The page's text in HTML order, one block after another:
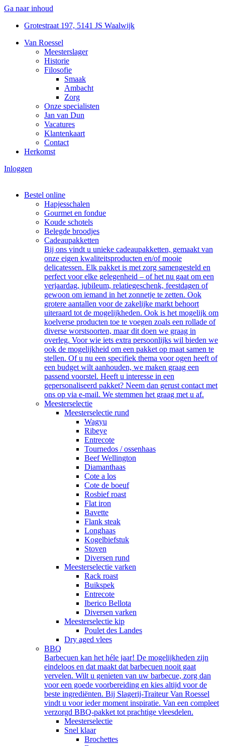
Ga naar inhoud
Grotestraat 197, 5141 JS Waalwijk
Van Roessel
Meesterslager
Historie
Filosofie
Smaak
Ambacht
Zorg
Onze specialisten
Jan van Dun
Vacatures
Klantenkaart
Contact
Herkomst
Inloggen
Bestel online
Hapjesschalen
Gourmet en fondue
Koude schotels
Belegde broodjes
Cadeaupakketten
Bij ons vindt u unieke cadeaupakketten, gemaakt van
onze eigen kwaliteitsproducten en/of mooie
delicatessen. Elk pakket is met zorg samengesteld en
perfect voor elke gelegenheid – of het nu gaat om een
verjaardag, jubileum, relatiegeschenk, feestdagen of
gewoon om iemand in het zonnetje te zetten. Ook
grotere aantallen voor de zakelijke markt behoort
uiteraard tot de mogelijkheden. Ook is het mogelijk om
koelverse producten toe te voegen zoals een rollade of
diverse worstsoorten, maar dit doen we graag in
overleg. Voor wie iets extra persoonlijks wil bieden we
ook de mogelijkheid om een pakket op maat samen te
stellen. Of u nu een specifiek thema voor ogen heeft of
een budget wilt aanhouden, we maken graag een
passend voorstel. Heeft u interesse in een
gepersonaliseerd pakket? Neem dan gerust contact met
ons op via e-mail. We stemmen het graag met u af.
Meesterselectie
Meesterselectie rund
Wagyu
Ribeye
Entrecote
Tournedos / ossenhaas
Beef Wellington
Diamanthaas
Cote a los
Cote de boeuf
Rosbief roast
Flat iron
Bavette
Flank steak
Longhaas
Kogelbiefstuk
Stoven
Diversen rund
Meesterselectie varken
Rack roast
Buikspek
Entrecote
Iberico Bellota
Diversen varken
Meesterselectie kip
Poulet des Landes
Dry aged vlees
BBQ
Barbecuen kan het héle jaar! De mogelijkheden zijn
eindeloos en dat maakt dat barbecuen nooit gaat
vervelen. Wilt u genieten van uw barbecue, zorg dan
voor een goede voorbereiding en kies altijd voor de
beste ingrediënten. Bij Slagerij-Traiteur Van Roessel
vindt u voor ieder moment inspiratie. Van een compleet
verzorgd BBQ-pakket tot prachtige vleesdelen.
Meesterselectie
Snel klaar
Brochettes